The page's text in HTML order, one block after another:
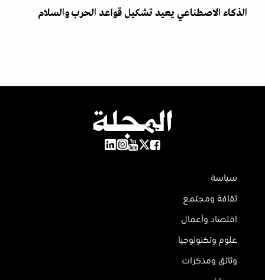
الذكاء الاصطناعي يعيد تشكيل قواعد الحرب والسلام
سياسة
ثقافة ومجتمع
اقتصاد وأعمال
علوم وتكنولوجيا
وثائق ومذكرات